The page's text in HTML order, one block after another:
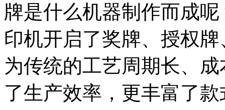
牌是什么机器制作而成
印机开启了奖牌、授权
为传统的工艺周期长、
了生产效率，更丰富了